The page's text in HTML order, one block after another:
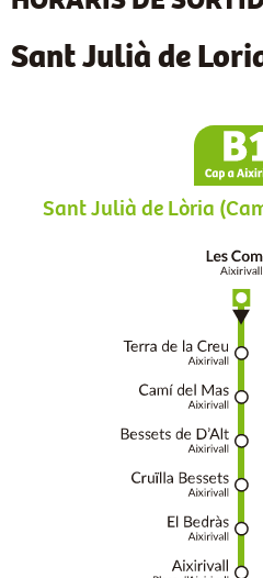
Sant Julià de
Sant Julià de Lòria